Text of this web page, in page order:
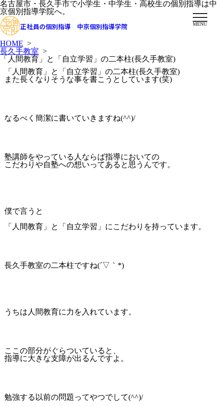
名古屋市・長久手市で小学生・中学生・高校生の個別指導は中
京個別指導学院へ。
正社員の個別指導 中京個別指導学院 MENU
HOME >
長久手教室 >
「人間教育」と「自立学習」の二本柱(長久手教室)
「人間教育」と「自立学習」の二本柱(長久手教室)
また長くなりそうな事を書こうとしています(笑)
なるべく簡潔に書いていきますね(^^)/
塾講師をやっている人ならば指導においての
こだわりや自塾への想いってあると思うんです。
僕で言うと
「人間教育」と「自立学習」にこだわりを持っています。
長久手教室の二本柱ですね(´▽｀*)
うちは人間教育に力を入れています。
ここの部分がぐらついていると、
指導に大きな支障が出るんですよ。
勉強する以前の問題ってやつでして(^^)/